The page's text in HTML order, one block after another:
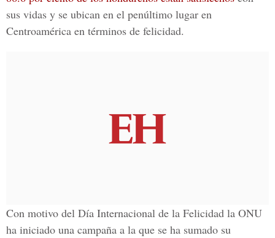
sus vidas y se ubican en el penúltimo lugar en
Centroamérica en términos de felicidad.
Con motivo del Día Internacional de la Felicidad la ONU
ha iniciado una campaña a la que se ha sumado su